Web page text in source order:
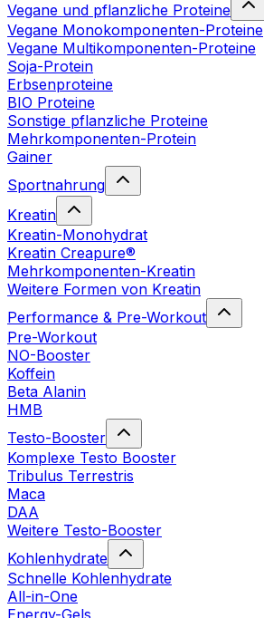
Vegane und pflanzliche Proteine
Vegane Monokomponenten-Proteine
Vegane Multikomponenten-Proteine
Soja-Protein
Erbsenproteine
BIO Proteine
Sonstige pflanzliche Proteine
Mehrkomponenten-Protein
Gainer
Sportnahrung
Kreatin
Kreatin-Monohydrat
Kreatin Creapure®
Mehrkomponenten-Kreatin
Weitere Formen von Kreatin
Performance & Pre-Workout
Pre-Workout
NO-Booster
Koffein
Beta Alanin
HMB
Testo-Booster
Komplexe Testo Booster
Tribulus Terrestris
Maca
DAA
Weitere Testo-Booster
Kohlenhydrate
Schnelle Kohlenhydrate
All-in-One